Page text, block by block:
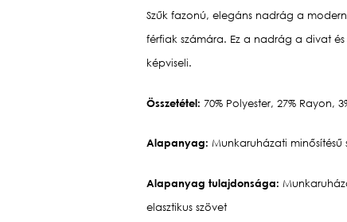
Szűk fazonú, elegáns nadrág a
férfiak számára. Ez a nadrág a divat
képviseli.
Összetétel: 70% Polyester, 27% Rayon,
Alapanyag: Munkaruházati minősítésű
Alapanyag tulajdonsága:
elasztikus szövet